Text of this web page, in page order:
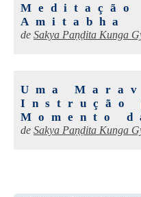
Meditação
Amitabha
de Sakya Paṇḍita Kunga
Uma
Instrução
Momento
de Sakya Paṇḍita Kunga